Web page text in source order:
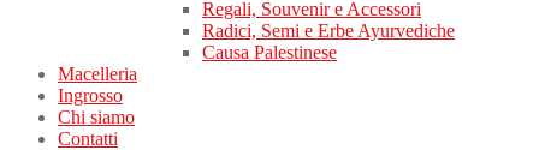
Regali, Souvenir e Accessori
Radici, Semi e Erbe Ayurvediche
Causa Palestinese
Macelleria
Ingrosso
Chi siamo
Contatti